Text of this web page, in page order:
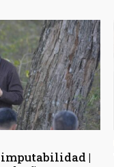
imputabilidad |